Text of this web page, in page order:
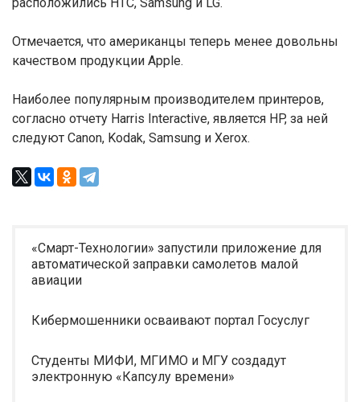
Отмечается, что американцы теперь менее довольны
качеством продукции Apple.
Наиболее популярным производителем принтеров,
согласно отчету Harris Interactive, является HP, за ней
следуют Canon, Kodak, Samsung и Xerox.
«Смарт-Технологии» запустили приложение для
автоматической заправки самолетов малой
авиации
Кибермошенники осваивают портал Госуслуг
Студенты МИФИ, МГИМО и МГУ создадут
электронную «Капсулу времени»